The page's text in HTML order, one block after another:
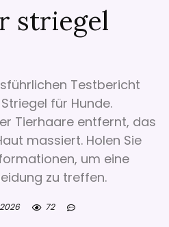
striegel
Testbericht
für Hunde.
Tierhaare entfernt, das
massiert. Holen Sie
um eine
zu treffen.
72